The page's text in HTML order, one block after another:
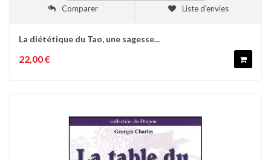
Comparer Liste d'envies
La diététique du Tao, une sagesse...
22,00 €